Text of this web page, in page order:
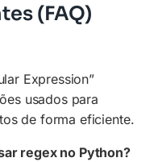
(FAQ)
Expression”
usados para
de forma eficiente.
regex no Python?